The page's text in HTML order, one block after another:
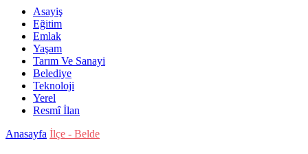
Asayiş
Eğitim
Emlak
Yaşam
Tarım Ve Sanayi
Belediye
Teknoloji
Yerel
Resmî İlan
Anasayfa İlçe - Belde